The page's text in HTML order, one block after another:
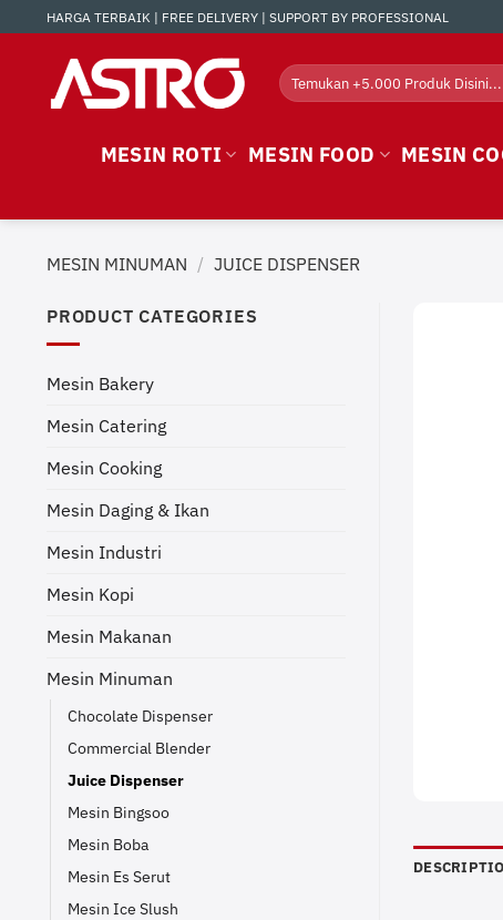
to
HARGA TERBAIK | FREE DELIVERY | SUPPORT BY PROFESSIONAL
Search
for:
MESIN ROTI MESIN FOOD MESIN
MESIN MINUMAN / JUICE DISPENSER
PRODUCT CATEGORIES
Mesin Bakery
Mesin Catering
Mesin Cooking
Mesin Daging & Ikan
Mesin Industri
Mesin Kopi
Mesin Makanan
Mesin Minuman
Chocolate Dispenser
Commercial Blender
Juice Dispenser
Mesin Bingsoo
Mesin Boba
Mesin Es Serut
Mesin Ice Slush